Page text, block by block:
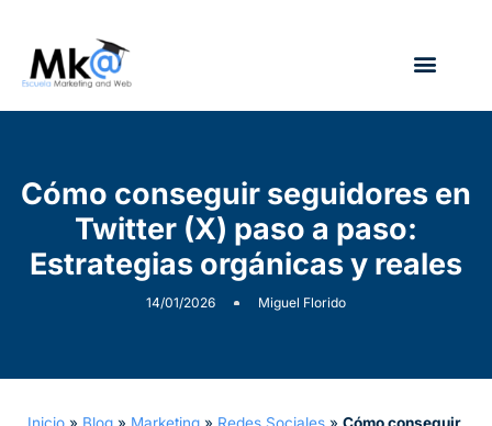
Cómo conseguir seguidores en
Twitter (X) paso a paso:
Estrategias orgánicas y reales
14/01/2026 Miguel Florido